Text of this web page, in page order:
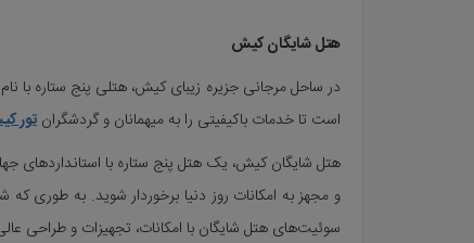
هتل شایگان کیش
است تا خدمات باکیفیتی را به میهمانان و گردشگران تور
هتل شایگان کیش، یک هتل پنج ستاره با استانداردهای
و مجهز به امکانات روز دنیا برخوردار شوید. به طوری
سوئیت‌های هتل شایگان با امکانات، تجهیزات و طراحی